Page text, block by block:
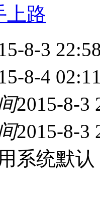
上路
8-3
8-4
2015-8-3
2015-8-3
系统默认